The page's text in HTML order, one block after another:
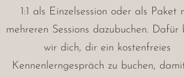
1:1 als Einzelsession oder als Paket
mehreren Sessions dazubuchen. Dafür
wir dich, dir ein kostenfreies
Kennenlerngespräch zu buchen,